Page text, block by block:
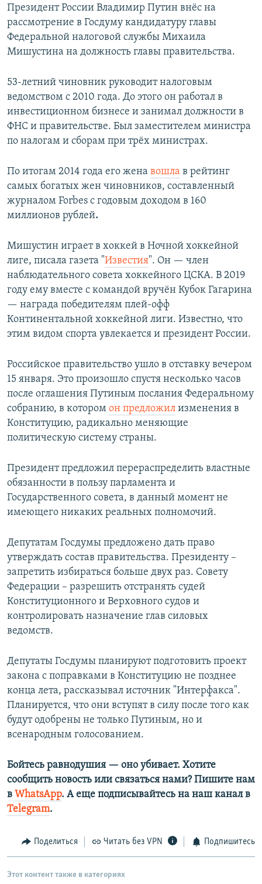
Президент России Владимир Путин внёс на
рассмотрение в Госдуму кандидатуру главы
Федеральной налоговой службы Михаила
Мишустина на должность главы правительства.
53-летний чиновник руководит налоговым
ведомством с 2010 года. До этого он работал в
инвестиционном бизнесе и занимал должности в
ФНС и правительстве. Был заместителем министра
по налогам и сборам при трёх министрах.
По итогам 2014 года его жена вошла в рейтинг
самых богатых жен чиновников, составленный
журналом Forbes с годовым доходом в 160
миллионов рублей.
Мишустин играет в хоккей в Ночной хоккейной
лиге, писала газета "Известия". Он — член
наблюдательного совета хоккейного ЦСКА. В 2019
году ему вместе с командой вручён Кубок Гагарина
— награда победителям плей-офф
Континентальной хоккейной лиги. Известно, что
этим видом спорта увлекается и президент России.
Российское правительство ушло в отставку вечером
15 января. Это произошло спустя несколько часов
после оглашения Путиным послания Федеральному
собранию, в котором он предложил изменения в
Конституцию, радикально меняющие
политическую систему страны.
Президент предложил перераспределить властные
обязанности в пользу парламента и
Государственного совета, в данный момент не
имеющего никаких реальных полномочий.
Депутатам Госдумы предложено дать право
утверждать состав правительства. Президенту –
запретить избираться больше двух раз. Совету
Федерации – разрешить отстранять судей
Конституционного и Верховного судов и
контролировать назначение глав силовых
ведомств.
Депутаты Госдумы планируют подготовить проект
закона с поправками в Конституцию не позднее
конца лета, рассказывал источник "Интерфакса".
Планируется, что они вступят в силу после того как
будут одобрены не только Путиным, но и
всенародным голосованием.
Бойтесь равнодушия — оно убивает. Хотите
сообщить новость или связаться нами? Пишите нам
в WhatsApp. А еще подписывайтесь на наш канал в
Telegram.
Поделиться Читать без VPN Подпишитесь
Этот контент также в категориях